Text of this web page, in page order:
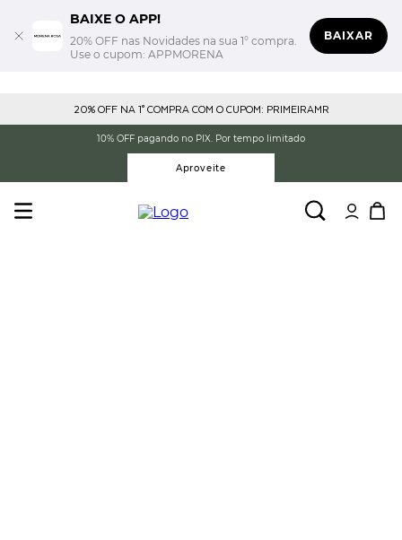
BAIXE O APP!
20% OFF nas Novidades na sua 1° compra.
Use o cupom: APPMORENA
BAIXAR
20% OFF NA 1° COMPRA COM O CUPOM: PRIMEIRAMR
10% OFF pagando no PIX. Por tempo limitado
Aproveite